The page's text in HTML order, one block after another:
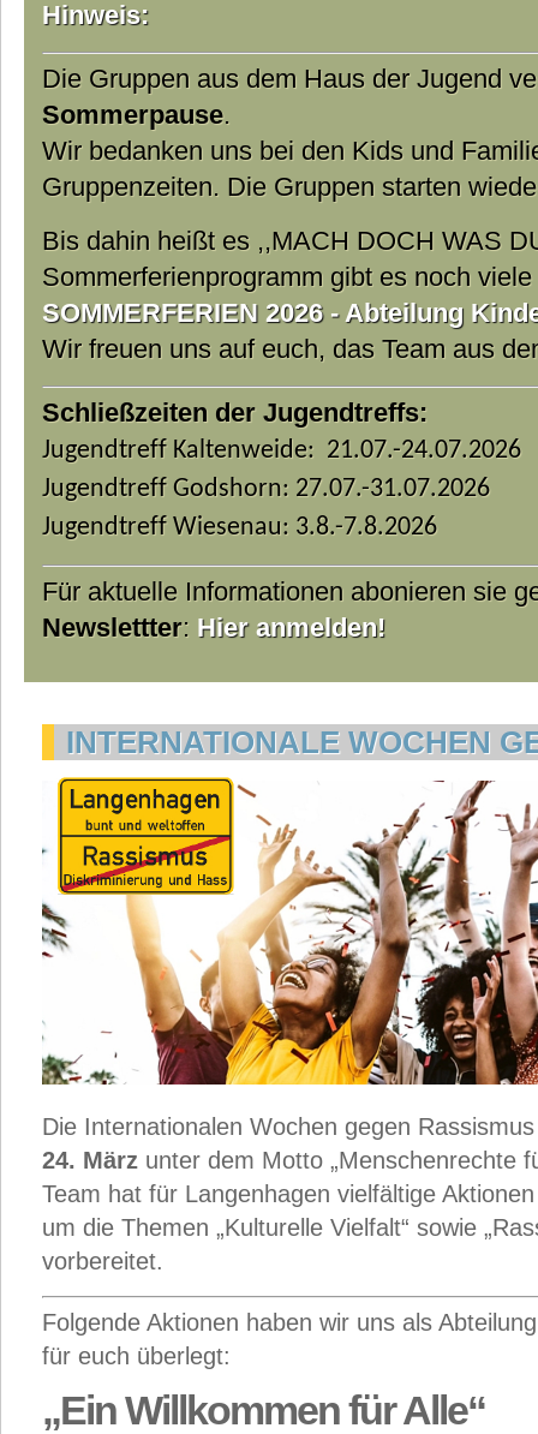
Hinweis:
Die Gruppen aus dem Haus der Jugend
Sommerpause.
Wir bedanken uns bei den Kids und
Gruppenzeiten. Die Gruppen starten
Bis dahin heißt es ,,MACH DOCH WAS
Sommerferienprogramm gibt es noch
SOMMERFERIEN 2026 - Abteilung
Wir freuen uns auf euch, das Team aus
Schließzeiten der Jugendtreffs:
Jugendtreff Kaltenweide: 21.07.-24.07.2026
Jugendtreff Godshorn: 27.07.-31.07.2026
Jugendtreff Wiesenau: 3.8.-7.8.2026
Für aktuelle Informationen abonieren sie
Newslettter: Hier anmelden!
INTERNATIONALE WOCHEN
Die Internationalen Wochen gegen
24. März unter dem Motto „Menschenrechte
Team hat für Langenhagen vielfältige
um die Themen „Kulturelle Vielfalt“ sowie
vorbereitet.
Folgende Aktionen haben wir uns als
für euch überlegt:
„Ein Willkommen für Alle“